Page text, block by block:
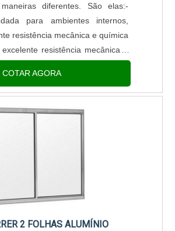
diferentes. São elas:-
para ambientes internos,
resistência mecânica e química
resistência mecânica e
COTAR AGORA
2 FOLHAS ALUMÍNIO